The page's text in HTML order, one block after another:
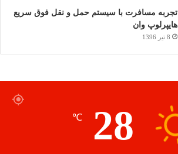
تجربه مسافرت با سیستم حمل و نقل فوق سریع
هایپرلوپ وان
8 تیر 1396
28
℃